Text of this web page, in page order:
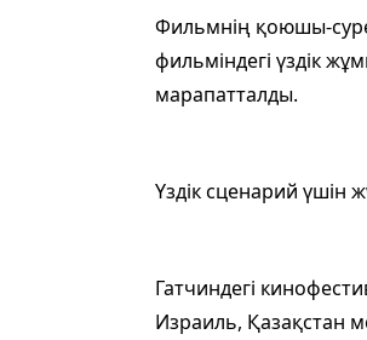
Фильмнің қоюшы-
фильміндегі үздік
марапатталды.
Үздік сценарий үшін
Гатчиндегі
Израиль, Қазақстан